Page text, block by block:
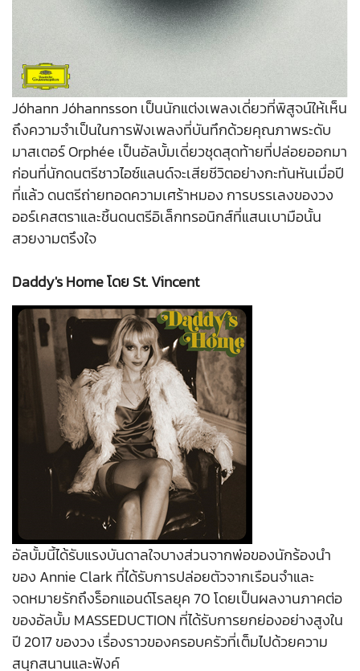
Jóhann Jóhannsson เป็นนักแต่งเพลงเดี่ยวที่พิสูจน์ให้เห็น
ถึงความจำเป็นในการฟังเพลงที่บันทึกด้วยคุณภาพระดับ
มาสเตอร์ Orphée เป็นอัลบั้มเดี่ยวชุดสุดท้ายที่ปล่อยออกมา
ก่อนที่นักดนตรีชาวไอซ์แลนด์จะเสียชีวิตอย่างกะทันหันเมื่อปี
ที่แล้ว ดนตรีถ่ายทอดความเศร้าหมอง การบรรเลงของวง
ออร์เคสตราและชิ้นดนตรีอิเล็กทรอนิกส์ที่แสนเบามือนั้น
สวยงามตรึงใจ
Daddy's Home โดย St. Vincent
อัลบั้มนี้ได้รับแรงบันดาลใจบางส่วนจากพ่อของนักร้องนำ
ของ Annie Clark ที่ได้รับการปล่อยตัวจากเรือนจำและ
จดหมายรักถึงร็อกแอนด์โรลยุค 70 โดยเป็นผลงานภาคต่อ
ของอัลบั้ม MASSEDUCTION ที่ได้รับการยกย่องอย่างสูงใน
ปี 2017 ของวง เรื่องราวของครอบครัวที่เต็มไปด้วยความ
สนุกสนานและฟังค์